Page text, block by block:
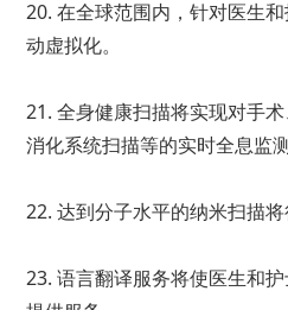
20. 在全球范围内，针对医生
动虚拟化。
21. 全身健康扫描将实现对手术
消化系统扫描等的实时全息监测
22. 达到分子水平的纳米扫描将
23. 语言翻译服务将使医生和